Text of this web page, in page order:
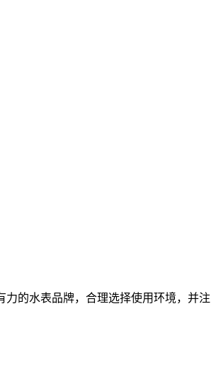
的水表品牌，合理选择使用环境，并注